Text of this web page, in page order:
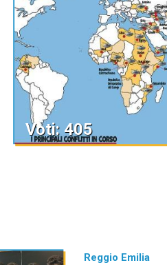
Voti: 405
Reggio Emilia